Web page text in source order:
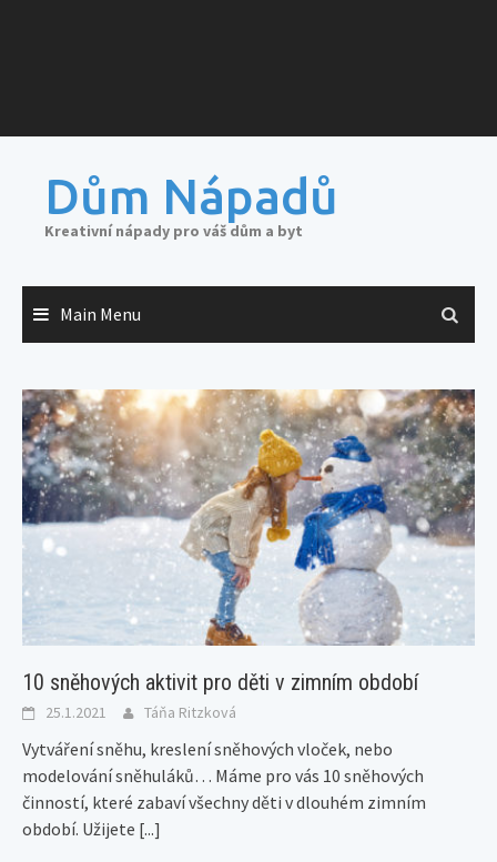
Dům Nápadů
Kreativní nápady pro váš dům a byt
Main Menu
10 sněhových aktivit pro děti v zimním období
25.1.2021 Táňa Ritzková
Vytváření sněhu, kreslení sněhových vloček, nebo
modelování sněhuláků… Máme pro vás 10 sněhových
činností, které zabaví všechny děti v dlouhém zimním
období. Užijete [...]